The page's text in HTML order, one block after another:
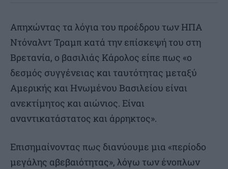
Απηχώντας τα λόγια του προέδρου των ΗΠΑ
Ντόναλντ Τραμπ κατά την επίσκεψή του στη
Βρετανία, ο βασιλιάς Κάρολος είπε πως «ο
δεσμός συγγένειας και ταυτότητας μεταξύ
Αμερικής και Ηνωμένου Βασιλείου είναι
ανεκτίμητος και αιώνιος. Είναι
αναντικατάστατος και άρρηκτος».
Επισημαίνοντας πως διανύουμε μια «περίοδο
μεγάλης αβεβαιότητας», λόγω των ένοπλων